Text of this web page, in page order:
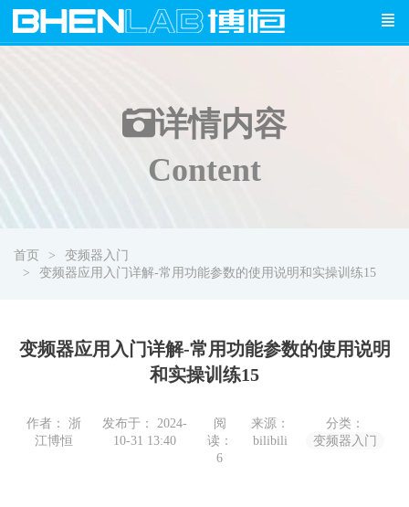
详情内容
Content
首页
变频器入门
变频器应用入门详解-常用功能参数的使用说明和实操训练15
变频器应用入门详解-常用功能参数的使用说明
和实操训练15
作者： 浙
江博恒
发布于： 2024-
10-31 13:40
阅
读：
6
来源：
bilibili
分类：
变频器入门